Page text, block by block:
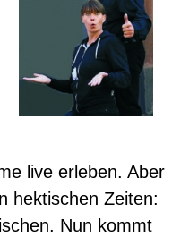
live erleben. Aber
hektischen Zeiten:
Nun kommt